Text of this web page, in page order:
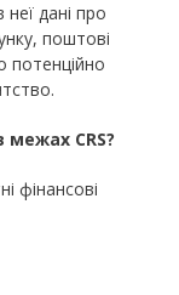
дані про
поштові
потенційно
CRS?
фінансові